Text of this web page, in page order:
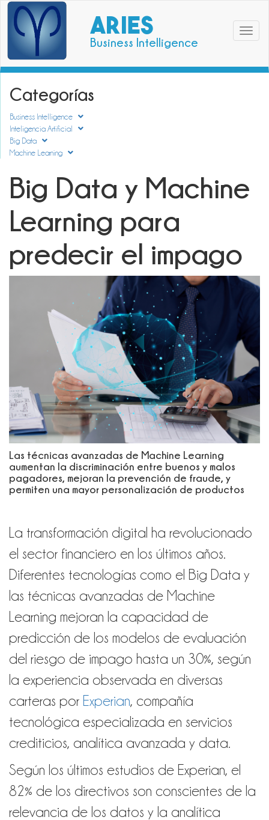
ARIES
Business Intelligence
Toggle
Categorías
Business Intelligence
Inteligencia Artificial
Big Data
Machine Learning
Big Data y Machine
Learning para
predecir el impago
Las técnicas avanzadas de Machine Learning
aumentan la discriminación entre buenos y malos
pagadores, mejoran la prevención de fraude, y
permiten una mayor personalización de productos
La transformación digital ha revolucionado
el sector financiero en los últimos años.
Diferentes tecnologías como el Big Data y
las técnicas avanzadas de Machine
Learning mejoran la capacidad de
predicción de los modelos de evaluación
del riesgo de impago hasta un 30%, según
la experiencia observada en diversas
carteras por Experian, compañía
tecnológica especializada en servicios
crediticios, analítica avanzada y data.
Según los últimos estudios de Experian, el
82% de los directivos son conscientes de la
relevancia de los datos y la analítica